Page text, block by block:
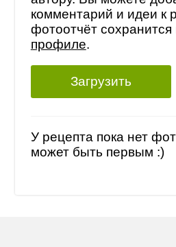
комментарий и идеи к
фотоотчёт сохранится
профиле.
Загрузить
У рецепта пока нет
может быть первым :)